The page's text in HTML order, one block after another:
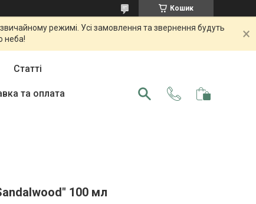
Кошик
режимі. Усі замовлення та звернення будуть
неба!
Статті
та оплата
100 мл